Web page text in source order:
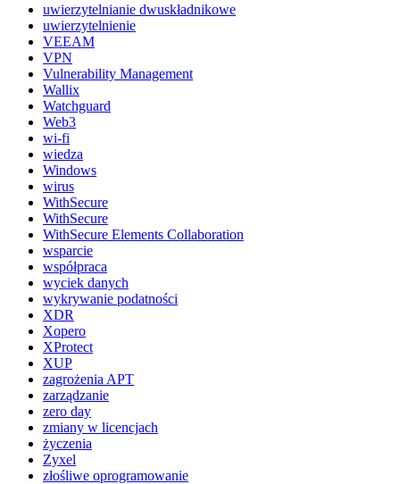
uwierzytelnianie dwuskładnikowe
uwierzytelnienie
VEEAM
VPN
Vulnerability Management
Wallix
Watchguard
Web3
wi-fi
wiedza
Windows
wirus
WithSecure
WithSecure
WithSecure Elements Collaboration
wsparcie
współpraca
wyciek danych
wykrywanie podatności
XDR
Xopero
XProtect
XUP
zagrożenia APT
zarządzanie
zero day
zmiany w licencjach
życzenia
Zyxel
złośliwe oprogramowanie